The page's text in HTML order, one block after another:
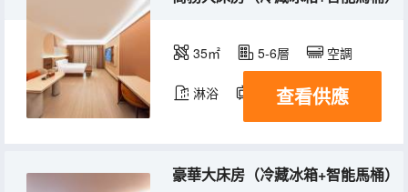
35㎡ 5-6層 空調
淋浴 電視機 冰箱
查看供應
豪華大床房（冷藏冰箱+智能馬桶）